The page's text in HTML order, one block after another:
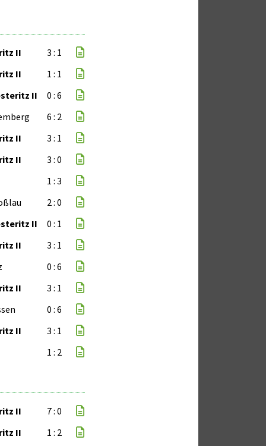
II
3 : 1
II
1 : 1
II
0 : 6
6 : 2
II
3 : 1
II
3 : 0
1 : 3
2 : 0
II
0 : 1
II
3 : 1
0 : 6
II
3 : 1
0 : 6
II
3 : 1
1 : 2
II
7 : 0
II
1 : 2